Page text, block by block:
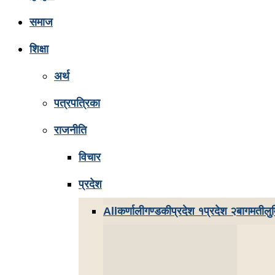
समाज
शिक्षा
अर्थ
पत्रपत्रिका
राजनीति
विचार
प्रदेश
Allकर्णालीगण्डकीप्रदेश १प्रदेश २बागमती